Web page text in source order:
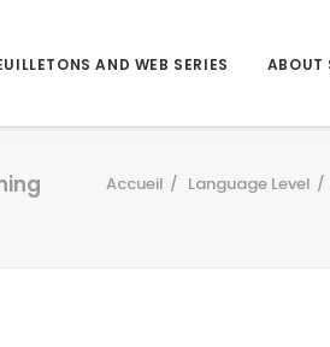
AND WEB SERIES ABOUT
Accueil Language Level